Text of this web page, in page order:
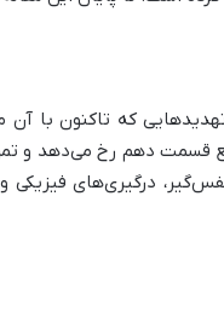
که تاکنون با
قسمت دهم رخ می‌دهد و
درگیری‌های فیزیکی